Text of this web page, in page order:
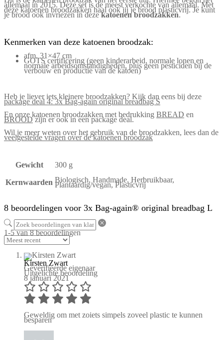
allemaal in 2015. Deze set is de meest verkochte van allemaal. Met
deze katoenen broodzakken haal ook jij je brood plasticvrij. Je kunt
je brood ook invriezen in dezekatoenen broodzakken.
Kenmerken van deze katoenen broodzak:
afm. 31×47 cm
GOTS certificering (geen kinderarbeid, normale lonen en
normale arbeidsomstandigheden, plus geen pesticiden bij de
verbouw en productie van de katoen)
Heb je liever iets kleinere broodzakken? Kijk dan eens bij deze
package deal 4: 3x Bag-again original breadbag S
En onze katoenen broodzakken met bedrukking BREAD en
BROODzijn er ook in een package deal.
Wil je meer weten over het gebruik van de broodzakken, lees dan de
veelgestelde vragen over de katoenen broodzak
Gewicht 300 g
Kernwaarden Biologisch, Handmade, Herbruikbaar,
Plantaardig/vegan, Plasticvrij
8 beoordelingen voor 3x Bag-again® original breadbag L
1-5 van 8 beoordelingen
Kirsten Zwart
Geverifieerde eigenaar
Uitgelichte beoordeling
8 januari 2021
Geweldig om met zoiets simpels zoveel plastic te kunnen
besparen